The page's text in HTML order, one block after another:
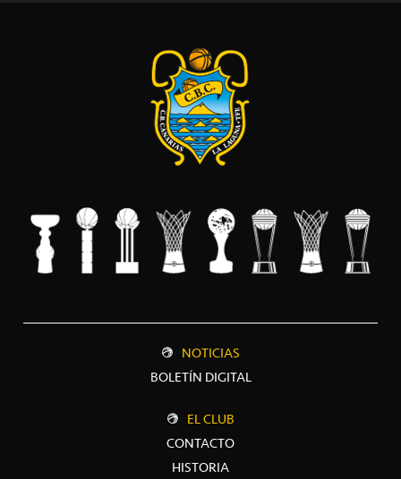
NOTICIAS
BOLETÍN DIGITAL
EL CLUB
CONTACTO
HISTORIA